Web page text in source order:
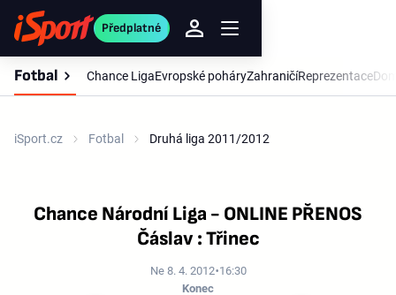
Předplatné
Fotbal Chance LigaEvropské poháryZahraničíReprezentace
iSport.cz Fotbal Druhá liga 2011/2012
Chance Národní Liga - ONLINE PŘENOS
Čáslav : Třinec
Ne 8. 4. 2012 16:30
Konec